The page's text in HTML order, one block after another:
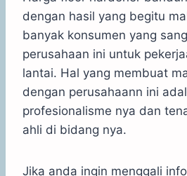
dengan hasil yang begitu
banyak konsumen yang
perusahaan ini untuk
lantai. Hal yang membuat
dengan perusahaann ini
profesionalisme nya dan
ahli di bidang nya.
Jika anda ingin menggali